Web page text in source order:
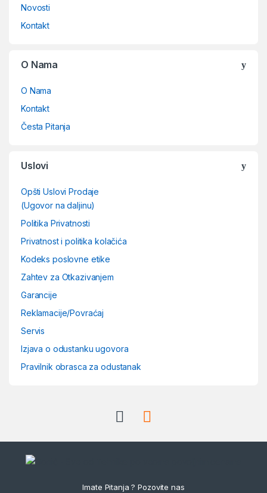
Novosti
Kontakt
O Nama
O Nama
Kontakt
Česta Pitanja
Uslovi
Opšti Uslovi Prodaje
(Ugovor na daljinu)
Politika Privatnosti
Privatnost i politika kolačića
Kodeks poslovne etike
Zahtev za Otkazivanjem
Garancije
Reklamacije/Povraćaj
Servis
Izjava o odustanku ugovora
Pravilnik obrasca za odustanak
Imate Pitanja ? Pozovite nas